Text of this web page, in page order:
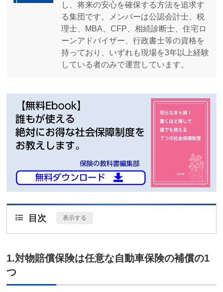
し、将来の安心を確保する方法を追求す
る集団です。メンバーは公認会計士、税
理士、MBA、CFP、相続診断士、住宅ロ
ーンアドバイザー、行政書士等の資格を
持っており、いずれも現場を3年以上経験
している者のみで運営しています。
目次 表示する
1.対物賠償保険は任意な自動車保険の補償の1
つ